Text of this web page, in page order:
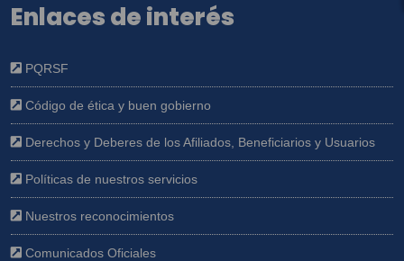
Enlaces de interés
PQRSF
Código de ética y buen gobierno
Derechos y Deberes de los Afiliados, Beneficiarios y Usuarios
Políticas de nuestros servicios
Nuestros reconocimientos
Comunicados Oficiales